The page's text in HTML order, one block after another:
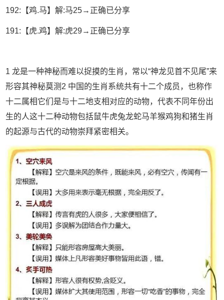
192:【鸡.马】解:马25→正确已分享
191:【虎.鸡】解:虎29→正确已分享
1 龙是一种神秘而难以捉摸的生肖，常以“神龙见首不见尾”来
形容其神秘莫测2 中国的生肖系统共有十二个成员，也称作
十二属相它们是与十二地支相对应的动物，代表不同年份出
生的人这十二种动物包括鼠牛虎兔龙蛇马羊猴鸡狗和猪生肖
的起源与古代的动物崇拜紧密相关。